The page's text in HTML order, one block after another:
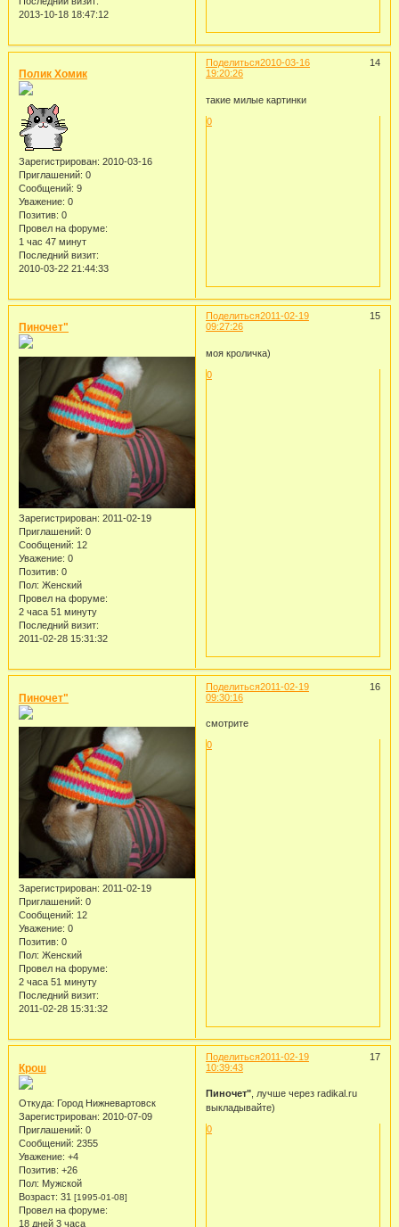
2013-10-18 18:47:12
Поделиться 14
2010-03-16
19:20:26
Полик Хомик
Зарегистрирован: 2010-03-16
Приглашений: 0
Сообщений: 9
Уважение: 0
Позитив: 0
Провел на форуме:
1 час 47 минут
Последний визит:
2010-03-22 21:44:33
такие милые картинки
0
Поделиться 15
2011-02-19
09:27:26
Пиночет"
Зарегистрирован: 2011-02-19
Приглашений: 0
Сообщений: 12
Уважение: 0
Позитив: 0
Пол: Женский
Провел на форуме:
2 часа 51 минуту
Последний визит:
2011-02-28 15:31:32
моя кроличка)
0
Поделиться 16
2011-02-19
09:30:16
Пиночет"
Зарегистрирован: 2011-02-19
Приглашений: 0
Сообщений: 12
Уважение: 0
Позитив: 0
Пол: Женский
Провел на форуме:
2 часа 51 минуту
Последний визит:
2011-02-28 15:31:32
смотрите
0
Поделиться 17
2011-02-19
10:39:43
Крош
Откуда: Город Нижневартовск
Зарегистрирован: 2010-07-09
Приглашений: 0
Сообщений: 2355
Уважение: +4
Позитив: +26
Пол: Мужской
Возраст: 31 [1995-01-08]
Провел на форуме:
18 дней 3 часа
Пиночет", лучше через radikal.ru
выкладывайте)
0